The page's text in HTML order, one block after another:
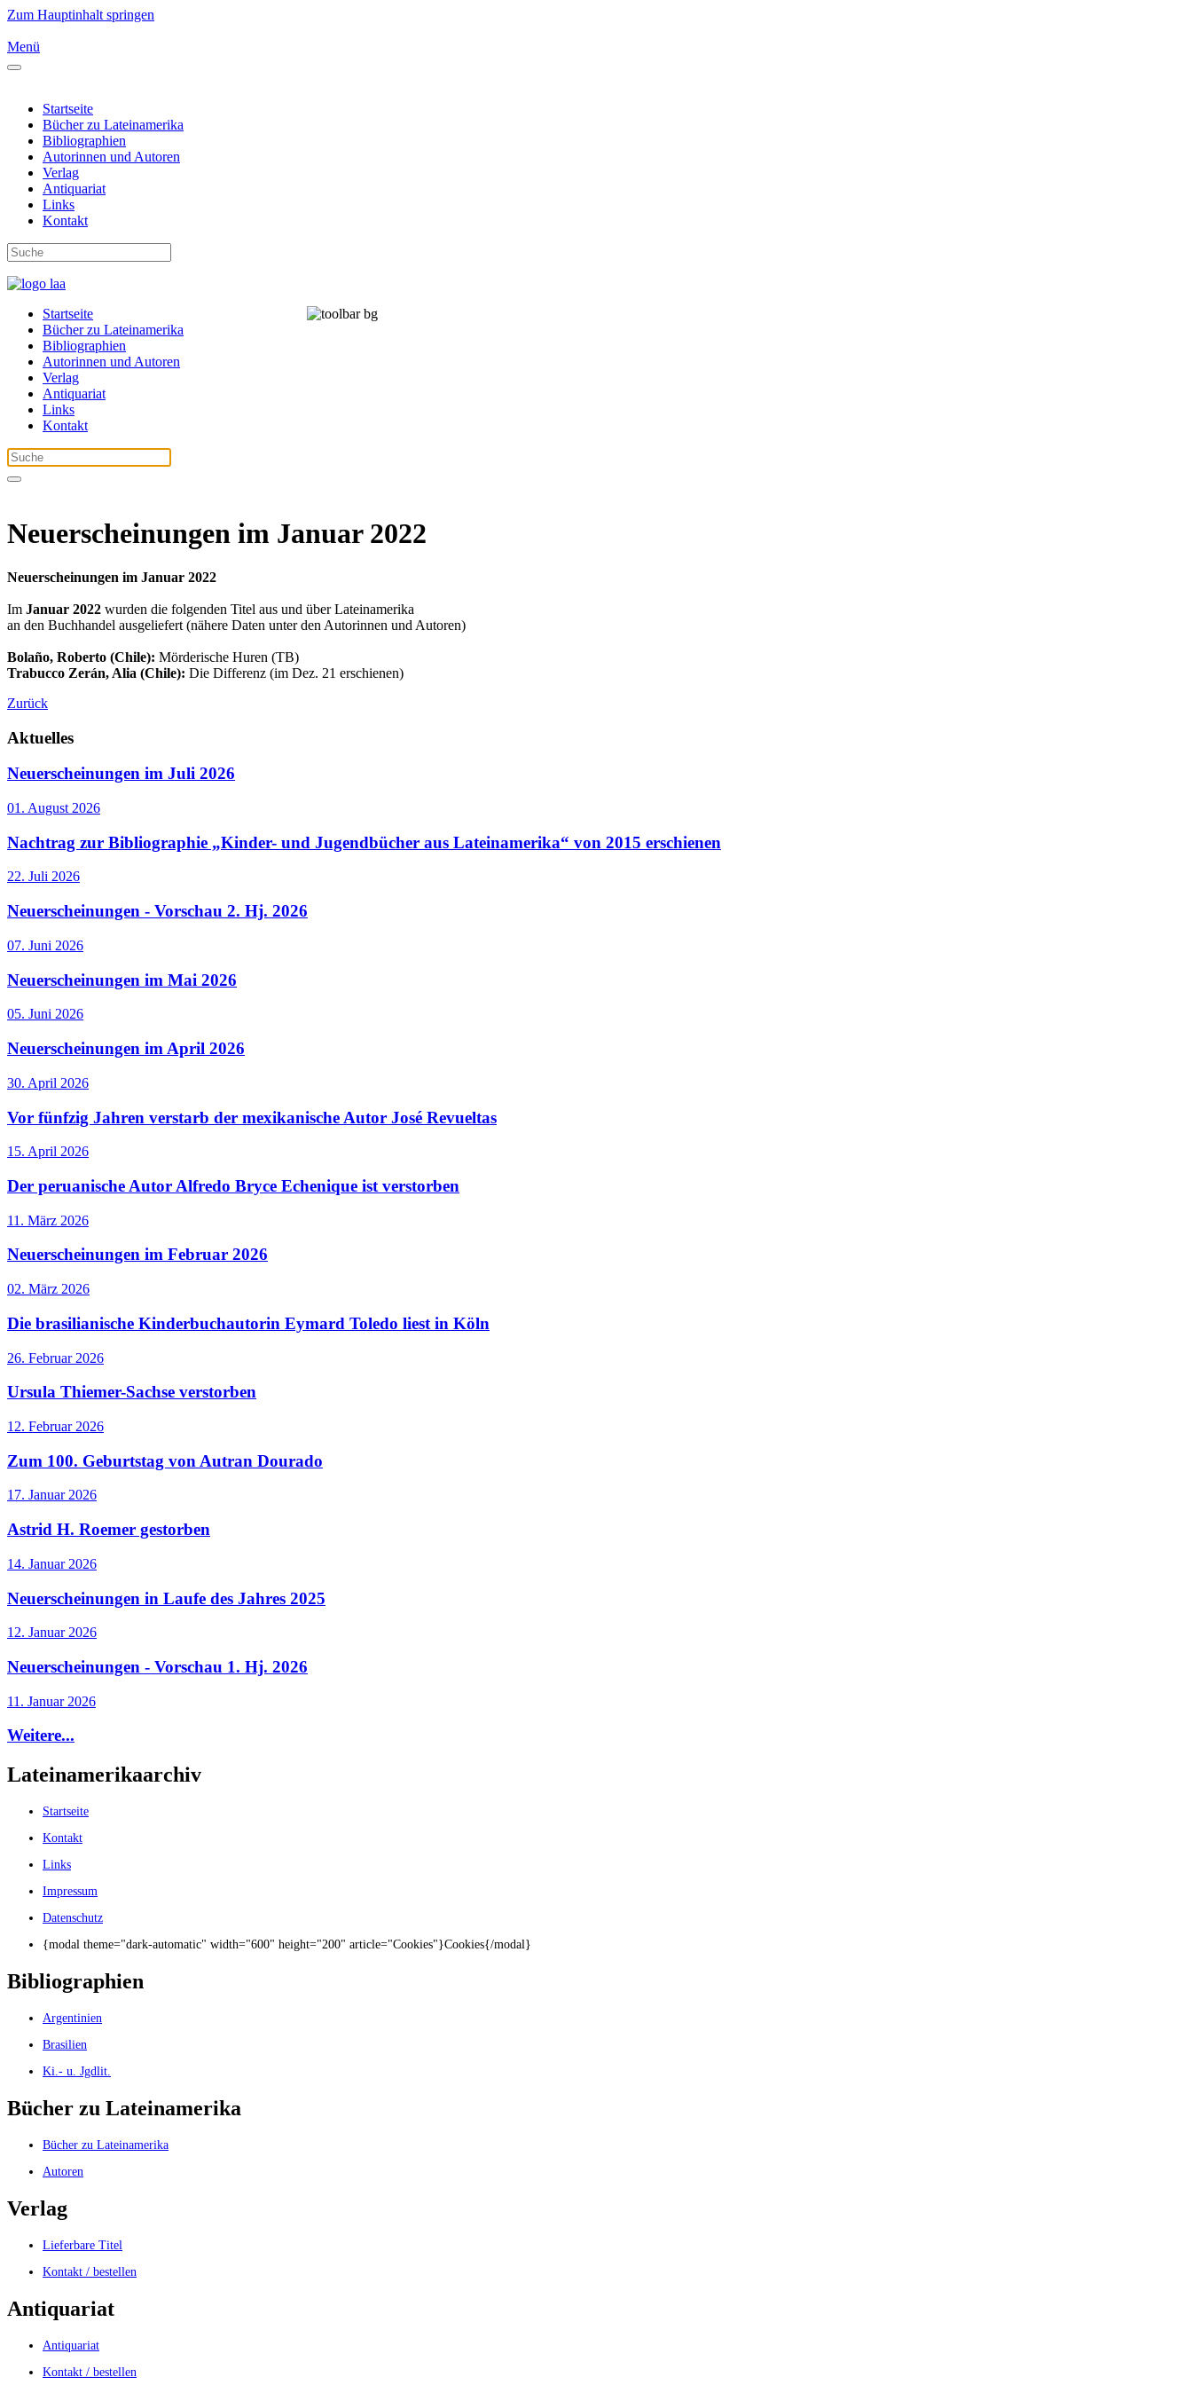
Zum Hauptinhalt springen
Menü
Startseite
Bücher zu Lateinamerika
Bibliographien
Autorinnen und Autoren
Verlag
Antiquariat
Links
Kontakt
Startseite
Bücher zu Lateinamerika
Bibliographien
Autorinnen und Autoren
Verlag
Antiquariat
Links
Kontakt
Neuerscheinungen im Januar 2022
Neuerscheinungen im Januar 2022
Im Januar 2022 wurden die folgenden Titel aus und über Lateinamerika
an den Buchhandel ausgeliefert (nähere Daten unter den Autorinnen und Autoren)
Bolaño, Roberto (Chile): Mörderische Huren (TB)
Trabucco Zerán, Alia (Chile): Die Differenz (im Dez. 21 erschienen)
Zurück
Aktuelles
Neuerscheinungen im Juli 2026
01. August 2026
Nachtrag zur Bibliographie „Kinder- und Jugendbücher aus Lateinamerika“ von 2015 erschienen
22. Juli 2026
Neuerscheinungen - Vorschau 2. Hj. 2026
07. Juni 2026
Neuerscheinungen im Mai 2026
05. Juni 2026
Neuerscheinungen im April 2026
30. April 2026
Vor fünfzig Jahren verstarb der mexikanische Autor José Revueltas
15. April 2026
Der peruanische Autor Alfredo Bryce Echenique ist verstorben
11. März 2026
Neuerscheinungen im Februar 2026
02. März 2026
Die brasilianische Kinderbuchautorin Eymard Toledo liest in Köln
26. Februar 2026
Ursula Thiemer-Sachse verstorben
12. Februar 2026
Zum 100. Geburtstag von Autran Dourado
17. Januar 2026
Astrid H. Roemer gestorben
14. Januar 2026
Neuerscheinungen in Laufe des Jahres 2025
12. Januar 2026
Neuerscheinungen - Vorschau 1. Hj. 2026
11. Januar 2026
Weitere...
Lateinamerikaarchiv
Startseite
Kontakt
Links
Impressum
Datenschutz
{modal theme="dark-automatic" width="600" height="200" article="Cookies"}Cookies{/modal}
Bibliographien
Argentinien
Brasilien
Ki.- u. Jgdlit.
Bücher zu Lateinamerika
Bücher zu Lateinamerika
Autoren
Verlag
Lieferbare Titel
Kontakt / bestellen
Antiquariat
Antiquariat
Kontakt / bestellen